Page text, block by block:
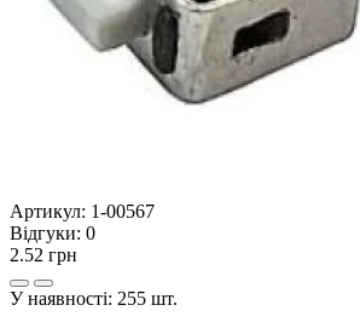
Артикул: 1-00567
Відгуки: 0
2.52 грн
У наявності: 255 шт.